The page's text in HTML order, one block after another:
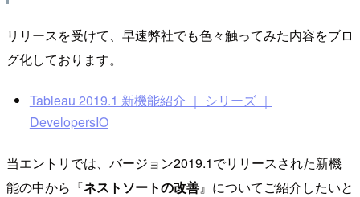
リリースを受けて、早速弊社でも色々触ってみた内容をブロ
グ化しております。
Tableau 2019.1 新機能紹介 ｜ シリーズ ｜
DevelopersIO
当エントリでは、バージョン2019.1でリリースされた新機
能の中から『ネストソートの改善』についてご紹介したいと